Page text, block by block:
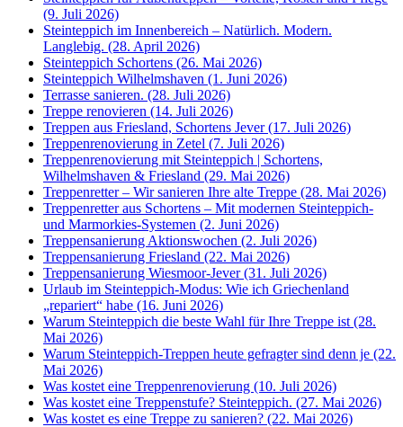
(9. Juli 2026)
Steinteppich im Innenbereich – Natürlich. Modern.
Langlebig. (28. April 2026)
Steinteppich Schortens (26. Mai 2026)
Steinteppich Wilhelmshaven (1. Juni 2026)
Terrasse sanieren. (28. Juli 2026)
Treppe renovieren (14. Juli 2026)
Treppen aus Friesland, Schortens Jever (17. Juli 2026)
Treppenrenovierung in Zetel (7. Juli 2026)
Treppenrenovierung mit Steinteppich | Schortens,
Wilhelmshaven & Friesland (29. Mai 2026)
Treppenretter – Wir sanieren Ihre alte Treppe (28. Mai 2026)
Treppenretter aus Schortens – Mit modernen Steinteppich-
und Marmorkies-Systemen (2. Juni 2026)
Treppensanierung Aktionswochen (2. Juli 2026)
Treppensanierung Friesland (22. Mai 2026)
Treppensanierung Wiesmoor-Jever (31. Juli 2026)
Urlaub im Steinteppich-Modus: Wie ich Griechenland
„repariert“ habe (16. Juni 2026)
Warum Steinteppich die beste Wahl für Ihre Treppe ist (28.
Mai 2026)
Warum Steinteppich-Treppen heute gefragter sind denn je (22.
Mai 2026)
Was kostet eine Treppenrenovierung (10. Juli 2026)
Was kostet eine Treppenstufe? Steinteppich. (27. Mai 2026)
Was kostet es eine Treppe zu sanieren? (22. Mai 2026)